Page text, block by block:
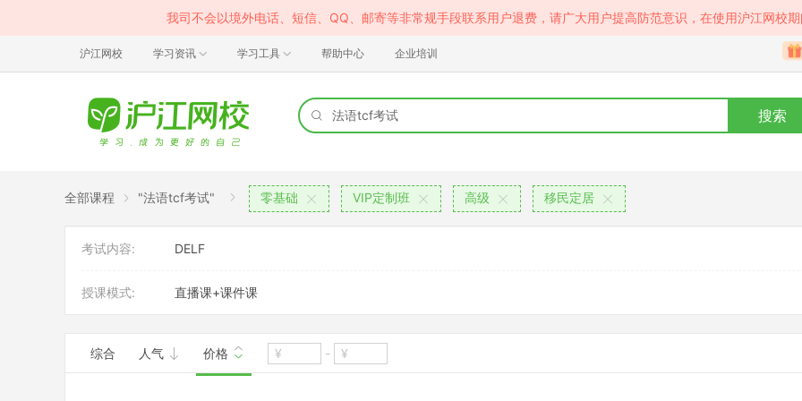
我司不会以境外电话、短信、QQ、邮寄等非常规手段联系用户退费，请广大用户提高防范意识，在使用沪江网校
沪江网校 学习资讯 学习工具 帮助中心 企业培训
搜索
全部课程 "法语tcf考试" 零基础 VIP定制班 高级 移民定居
考试内容: DELF
授课模式: 直播课+课件课
综合 人气 价格 -